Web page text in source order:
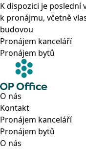
K dispozici je poslední
k pronájmu, včetně
budovou
Pronájem kanceláří
Pronájem bytů
O nás
Kontakt
Pronájem kanceláří
Pronájem bytů
O nás